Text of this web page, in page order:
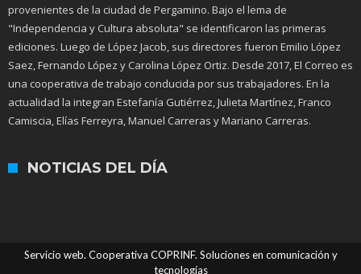
provenientes de la ciudad de Pergamino. Bajo el lema de
"Independencia y Cultura absoluta" se identificaron las primeras
ediciones. Luego de López Jacob, sus directores fueron Emilio López
Saez, Fernando López y Carolina López Ortiz. Desde 2017, El Correo es
una cooperativa de trabajo conducida por sus trabajadores. En la
actualidad la integran Estefanía Gutiérrez, Julieta Martínez, Franco
Camiscia, Elías Ferreyra, Manuel Carreras y Mariano Carreras.
NOTICIAS DEL DÍA
Servicio web. Cooperativa COPRINF. Soluciones en comunicación y
tecnologías